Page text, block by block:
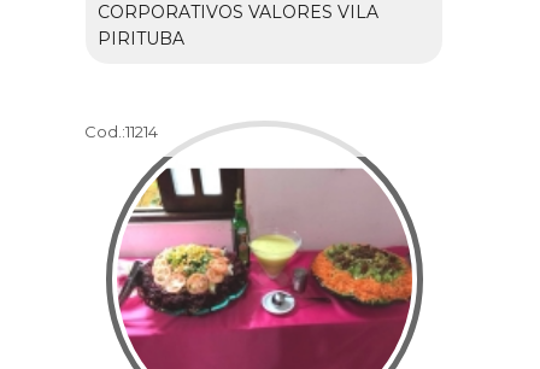
CORPORATIVOS VALORES VILA
PIRITUBA
Cod.:11214